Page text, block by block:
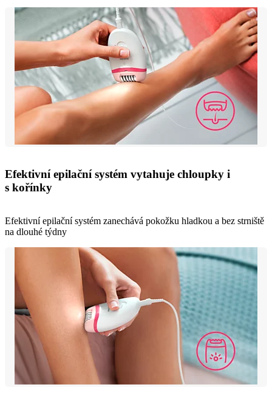
Efektivní epilační systém vytahuje chloupky i
s kořínky
Efektivní epilační systém zanechává pokožku hladkou a bez strniště
na dlouhé týdny